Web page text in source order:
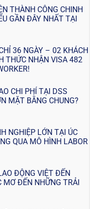
THÀNH CÔNG CHINH
GẦN ĐÂY NHẤT TẠI
36 NGÀY – 02 KHÁCH
THỨC NHẬN VISA 482
CHI PHÍ TẠI DSS
MẶT BẰNG CHUNG?
NGHIỆP LỚN TẠI ÚC
QUA MÔ HÌNH LABOR
ĐỘNG VIỆT ĐẾN
MƠ ĐẾN NHỮNG TRẢI